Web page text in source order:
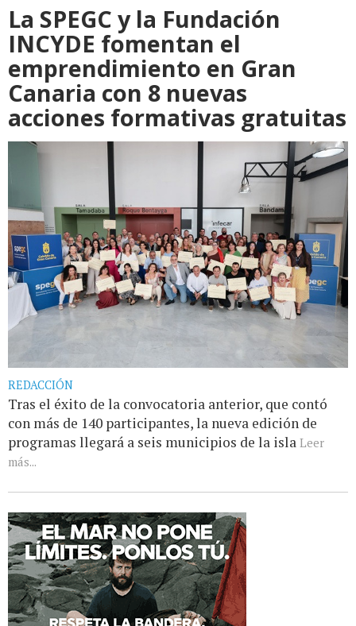
La SPEGC y la Fundación
INCYDE fomentan el
emprendimiento en Gran
Canaria con 8 nuevas
acciones formativas gratuitas
REDACCIÓN
Tras el éxito de la convocatoria anterior, que contó
con más de 140 participantes, la nueva edición de
programas llegará a seis municipios de la isla Leer
más...